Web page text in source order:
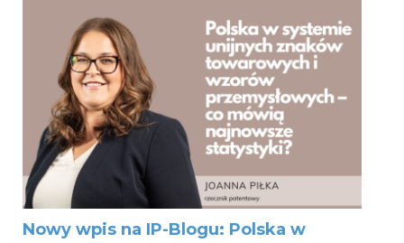
Nowy wpis na IP-Blogu: Polska w